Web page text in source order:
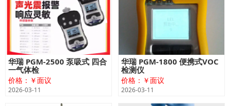
华瑞 PGM-2500 泵吸式 四合
一气体检
价格：￥面议
2026-03-11
华瑞 PGM-1800 便携式VOC
检测仪
价格：￥面议
2026-03-11